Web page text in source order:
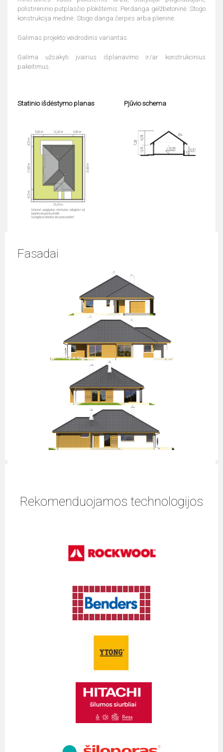
polistireninio putplasčio plokštėmis. Perdanga gelžbetoninė. Stogo
konstrukcija medinė. Stogo danga čerpės arba plieninė.
Galimas projekto veidrodinis variantas.
Galima užsakyti įvairius išplanavimo ir/ar konstrukcinius
pakeitimus.
Statinio išdėstymo planas Pjūvio schema
Fasadai
Rekomenduojamos technologijos